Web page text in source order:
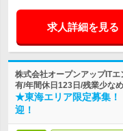
求人詳細を見る
株式会社オープンアップIT
有/年間休日123日/残業少なめ
★東海エリア限定募集！
迎！